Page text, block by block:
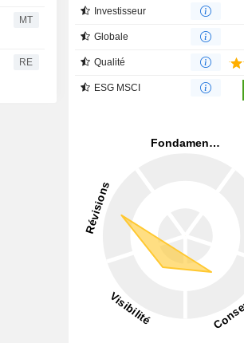
MT
RE
Investisseur
Globale
Qualité
ESG MSCI